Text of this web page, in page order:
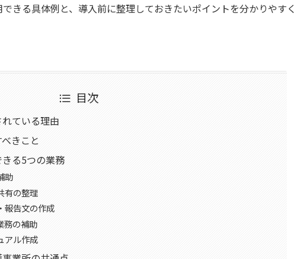
きる具体例と、導入前に整理しておきたいポイントを分かりやすく
目次
ている理由
きこと
る5つの業務
助
有の整理
報告文の作成
務の補助
アル作成